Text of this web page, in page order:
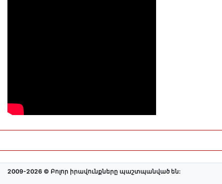
2009-2026 © Բոլոր իրավունքները պաշտպանված են: